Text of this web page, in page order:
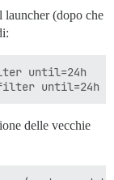
launcher (dopo che
until=24h
delle vecchie